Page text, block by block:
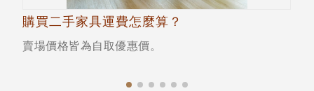
購買二手家具運費怎麼算？
賣場價格皆為自取優惠價。